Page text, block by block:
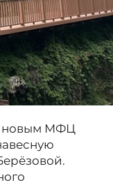
новым МФЦ